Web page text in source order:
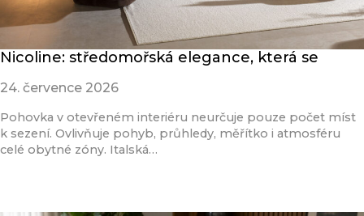
Nicoline: středomořská elegance, která se
24. července 2026
Pohovka v otevřeném interiéru neurčuje pouze počet míst
k sezení. Ovlivňuje pohyb, průhledy, měřítko i atmosféru
celé obytné zóny. Italská…